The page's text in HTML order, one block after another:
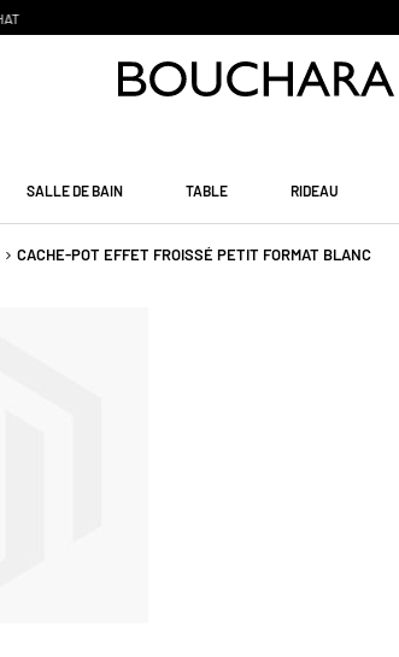
SALLE DE BAIN TABLE RIDEAU
CACHE-POT EFFET FROISSÉ PETIT FORMAT BLANC